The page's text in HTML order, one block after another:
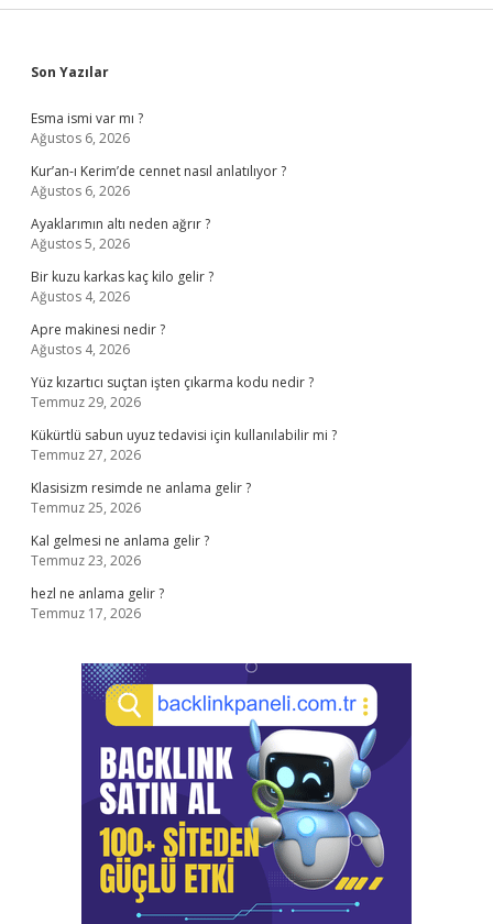
Sidebar
Son Yazılar
Esma ismi var mı ?
Ağustos 6, 2026
Kur’an-ı Kerim’de cennet nasıl anlatılıyor ?
Ağustos 6, 2026
Ayaklarımın altı neden ağrır ?
Ağustos 5, 2026
Bir kuzu karkas kaç kilo gelir ?
Ağustos 4, 2026
Apre makinesi nedir ?
Ağustos 4, 2026
Yüz kızartıcı suçtan işten çıkarma kodu nedir ?
Temmuz 29, 2026
Kükürtlü sabun uyuz tedavisi için kullanılabilir mi ?
Temmuz 27, 2026
Klasisizm resimde ne anlama gelir ?
Temmuz 25, 2026
Kal gelmesi ne anlama gelir ?
Temmuz 23, 2026
hezl ne anlama gelir ?
Temmuz 17, 2026